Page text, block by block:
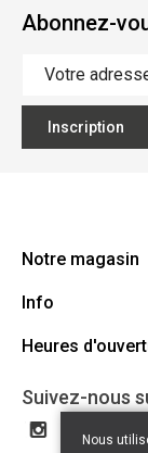
Abonnez-
Inscription
Notre magasin
Ecoflora
1500 Halle
32(0)2.361.77.61
BE 0886.319.484
Info
Offres d'emploi
Partenaires
Certificat bio
Heures
Lundi: Fermé
Mardi: 09:00 - 17:00
Suivez-nous
Nous